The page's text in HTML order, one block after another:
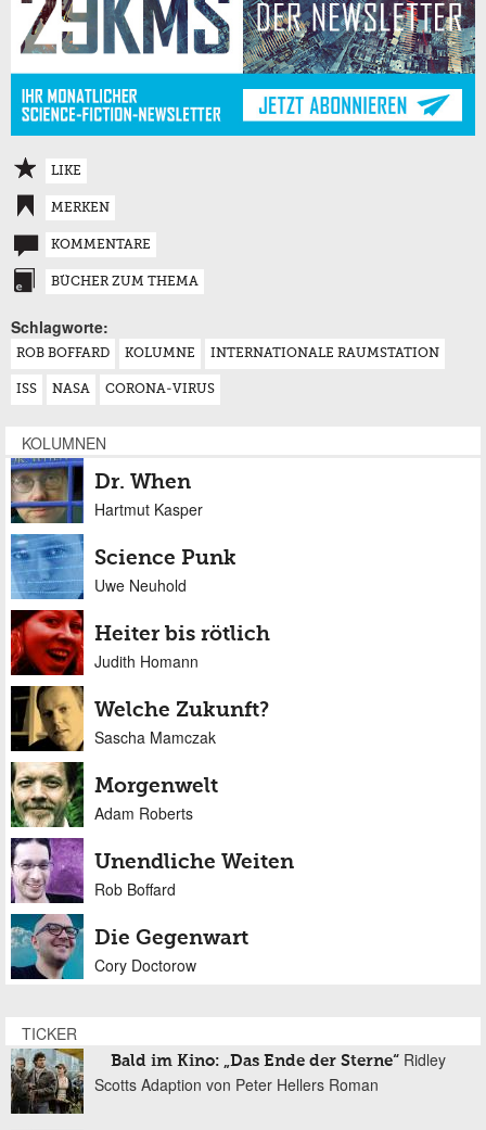
LIKE
MERKEN
KOMMENTARE
BÜCHER ZUM THEMA
Schlagworte:
ROB BOFFARD KOLUMNE INTERNATIONALE RAUMSTATION
ISS NASA CORONA-VIRUS
KOLUMNEN
Dr. When
Hartmut Kasper
Science Punk
Uwe Neuhold
Heiter bis rötlich
Judith Homann
Welche Zukunft?
Sascha Mamczak
Morgenwelt
Adam Roberts
Unendliche Weiten
Rob Boffard
Die Gegenwart
Cory Doctorow
TICKER
Bald im Kino: „Das Ende der Sterne“ Ridley
Scotts Adaption von Peter Hellers Roman